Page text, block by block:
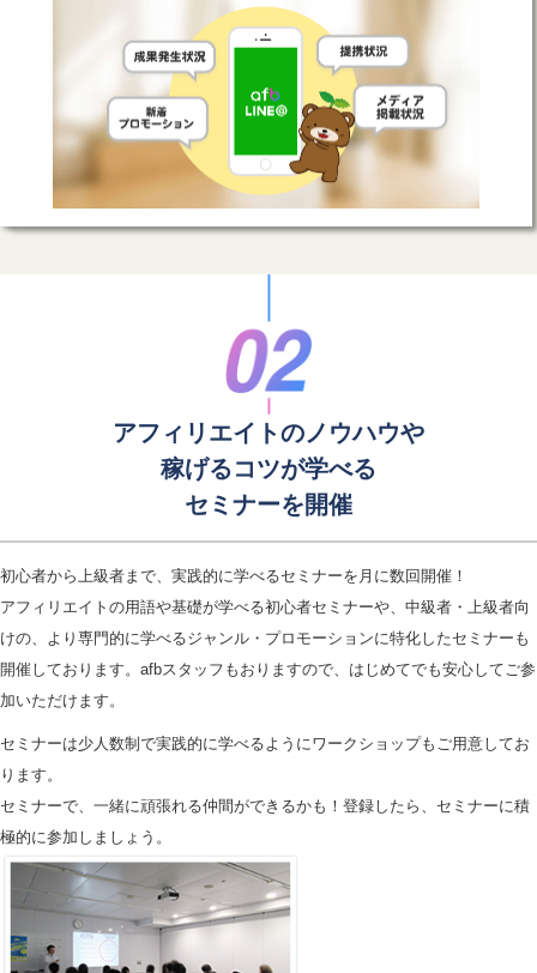
アフィリエイトのノウハウや
稼げるコツが学べる
セミナーを開催
初心者から上級者まで、実践的に学べるセミナーを月に数回開催！
アフィリエイトの用語や基礎が学べる初心者セミナーや、中級者・上級者向
けの、より専門的に学べるジャンル・プロモーションに特化したセミナーも
開催しております。afbスタッフもおりますので、はじめてでも安心してご参
加いただけます。
セミナーは少人数制で実践的に学べるようにワークショップもご用意してお
ります。
セミナーで、一緒に頑張れる仲間ができるかも！登録したら、セミナーに積
極的に参加しましょう。